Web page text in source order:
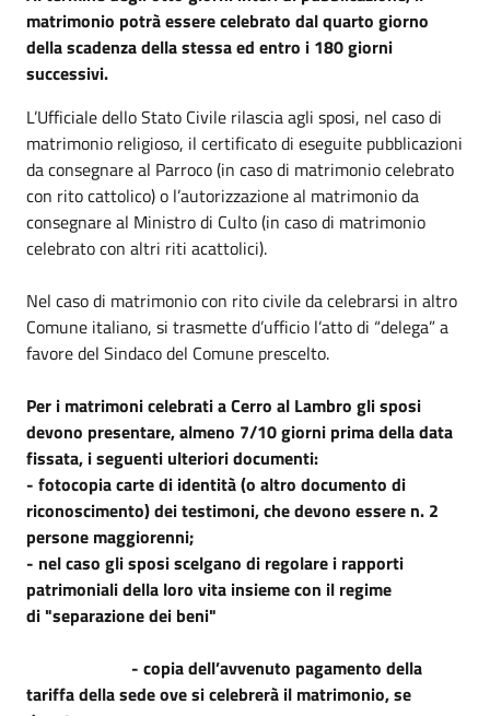
matrimonio potrà essere celebrato dal quarto giorno
della scadenza della stessa ed entro i 180 giorni
successivi.
L’Ufficiale dello Stato Civile rilascia agli sposi, nel caso di
matrimonio religioso, il certificato di eseguite pubblicazioni
da consegnare al Parroco (in caso di matrimonio celebrato
con rito cattolico) o l’autorizzazione al matrimonio da
consegnare al Ministro di Culto (in caso di matrimonio
celebrato con altri riti acattolici).
Nel caso di matrimonio con rito civile da celebrarsi in altro
Comune italiano, si trasmette d’ufficio l’atto di “delega” a
favore del Sindaco del Comune prescelto.
Per i matrimoni celebrati a Cerro al Lambro gli sposi
devono presentare, almeno 7/10 giorni prima della data
fissata, i seguenti ulteriori documenti:
- fotocopia carte di identità (o altro documento di
riconoscimento) dei testimoni, che devono essere n. 2
persone maggiorenni;
- nel caso gli sposi scelgano di regolare i rapporti
patrimoniali della loro vita insieme con il regime
di "separazione dei beni"
- copia dell’avvenuto pagamento della
tariffa della sede ove si celebrerà il matrimonio, se